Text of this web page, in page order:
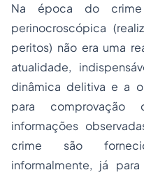
Na época do
perinocroscópica
peritos) não era uma
atualidade,
dinâmica delitiva e a
para comprovação
informações
crime são
informalmente, já